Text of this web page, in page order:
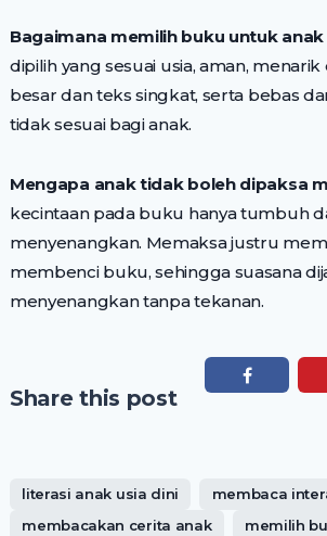
Bagaimana memilih buku untuk anak
dipilih yang sesuai usia, aman,
besar dan teks singkat, serta bebas
tidak sesuai bagi anak.
Mengapa anak tidak boleh dipaksa
kecintaan pada buku hanya tumbuh
menyenangkan. Memaksa justru
membenci buku, sehingga suasana
menyenangkan tanpa tekanan.
Share this post
literasi anak usia dini
membaca
membacakan cerita anak
memilih